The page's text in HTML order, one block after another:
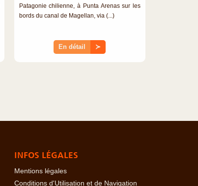
Patagonie chilienne, à Punta Arenas sur les
bords du canal de Magellan, via (...)
En détail ≻
INFOS LÉGALES
Mentions légales
Conditions d'Utilisation et de Navigation